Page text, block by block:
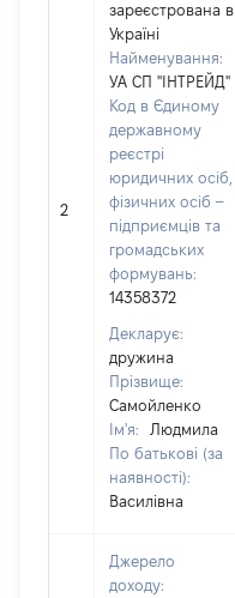
2
зареєстрована в
Україні
Найменування:
УА СП "ІНТРЕЙД"
Код в Єдиному
державному
реєстрі
юридичних осіб,
фізичних осіб –
підприємців та
громадських
формувань:
14358372
Декларує:
дружина
Прізвище:
Самойленко
Ім'я:
Людмила
По батькові (за
наявності):
Василівна
Джерело
доходу: